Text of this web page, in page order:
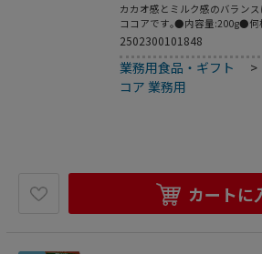
カカオ感とミルク感のバラン
ココアです｡●内容量:200g●
イプ●カテゴリー:ココア●軽
ので､あらかじめご了承ください｡
2502300101848
業務用食品・ギフト
コア 業務用
カートに